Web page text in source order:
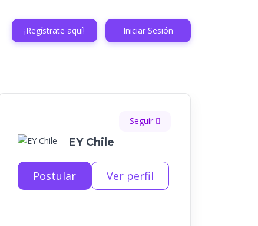
¡Regístrate aquí! Iniciar Sesión
Seguir
EY Chile
Postular Ver perfil